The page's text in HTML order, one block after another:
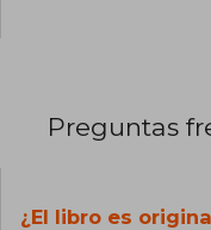
Preguntas
¿El libro es